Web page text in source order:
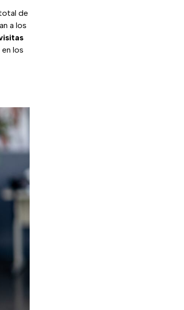
de
a los
los